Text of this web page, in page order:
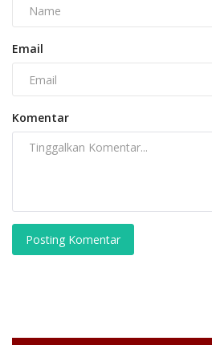
Email
Komentar
Posting Komentar